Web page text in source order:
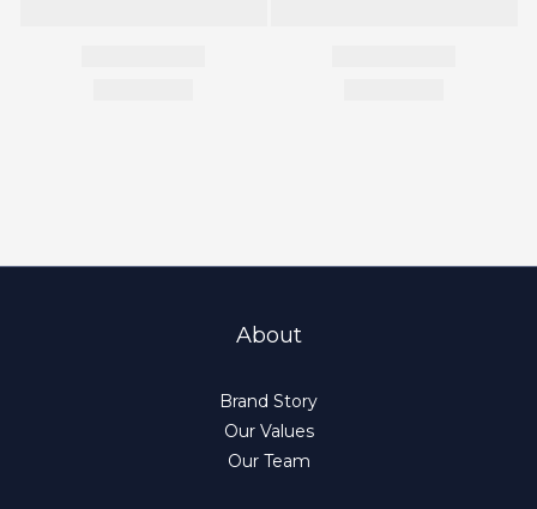
About
Brand Story
Our Values
Our Team